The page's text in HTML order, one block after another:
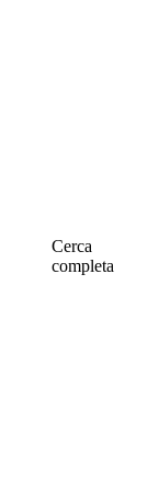
Cerca
completa